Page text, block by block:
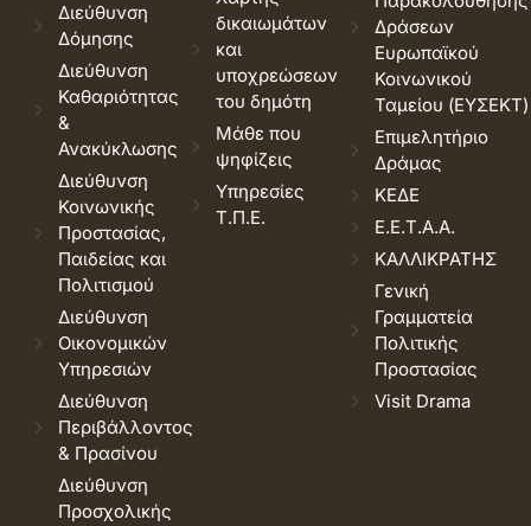
Διεύθυνση
Δόμησης
Διεύθυνση
Καθαριότητας
&
Ανακύκλωσης
Διεύθυνση
Κοινωνικής
Προστασίας,
Παιδείας και
Πολιτισμού
Διεύθυνση
Οικονομικών
Υπηρεσιών
Διεύθυνση
Περιβάλλοντος
& Πρασίνου
Διεύθυνση
Προσχολικής
δικαιωμάτων
και
υποχρεώσεων
του δημότη
Μάθε που
ψηφίζεις
Υπηρεσίες
Τ.Π.Ε.
Δράσεων
Ευρωπαϊκού
Κοινωνικού
Ταμείου (ΕΥΣΕΚΤ)
Επιμελητήριο
Δράμας
ΚΕΔΕ
Ε.Ε.Τ.Α.Α.
ΚΑΛΛΙΚΡΑΤΗΣ
Γενική
Γραμματεία
Πολιτικής
Προστασίας
Visit Drama